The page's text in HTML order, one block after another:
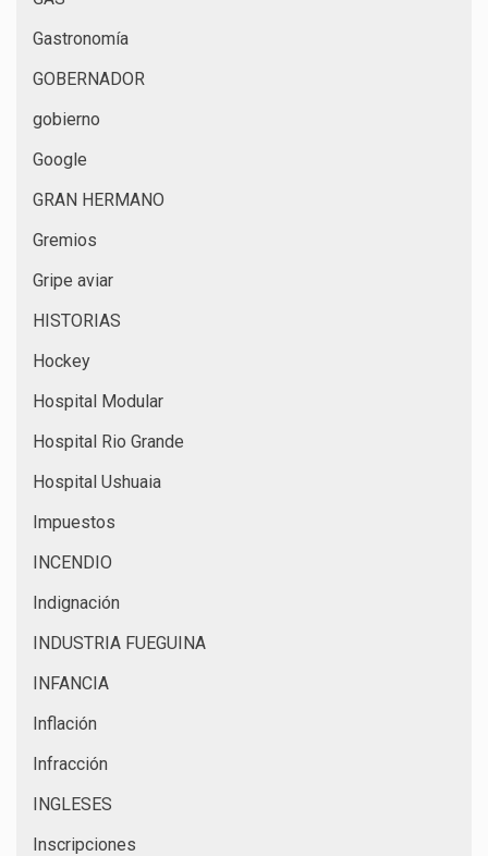
Gastronomía
GOBERNADOR
gobierno
Google
GRAN HERMANO
Gremios
Gripe aviar
HISTORIAS
Hockey
Hospital Modular
Hospital Rio Grande
Hospital Ushuaia
Impuestos
INCENDIO
Indignación
INDUSTRIA FUEGUINA
INFANCIA
Inflación
Infracción
INGLESES
Inscripciones